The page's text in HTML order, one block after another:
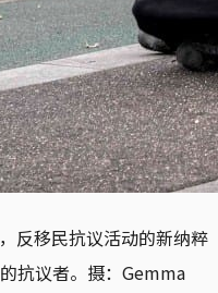
反移民抗议活动的新纳粹
抗议者。摄：Gemma